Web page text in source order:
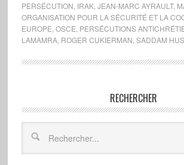
PERSÉCUTION IRAK, JEAN-MARC AYRAULT,
ORGANISATION POUR LA SÉCURITÉ ET LA
EUROPE OSCE PERSÉCUTIONS
LAMAMRA, ROGER CUKIERMAN SADDAM
RECHERCHER